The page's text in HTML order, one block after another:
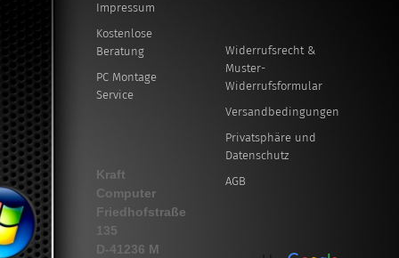
Impressum
Kostenlose
Beratung
PC Montage
Service
Kraft
Computer
Friedhofstraße
135
D-41236 M
Widerrufsrecht &
Muster-
Widerrufsformular
Versandbedingungen
Privatsphäre und
Datenschutz
AGB